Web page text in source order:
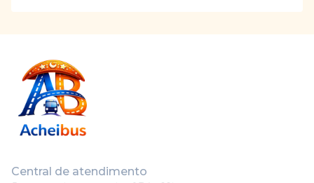
Central de atendimento